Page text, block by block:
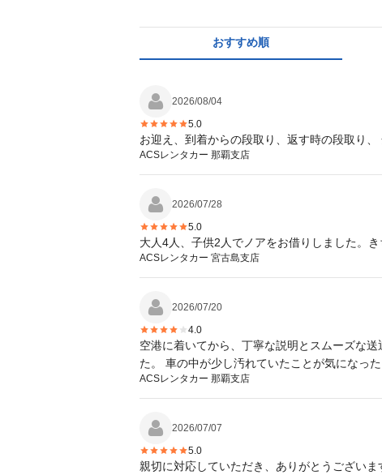
おすすめ順
2026/08/04
5.0
ACSレンタカー 那覇支店
2026/07/28
5.0
大人4人、子供2人でノアをお借りしました。
ACSレンタカー 宮古島支店
2026/07/20
4.0
空港に着いてから、丁寧な説明とスムーズな
た。 車の中が少し汚れていたことが気になっ
ACSレンタカー 那覇支店
2026/07/07
5.0
親切に対応していただき、ありがとうござい